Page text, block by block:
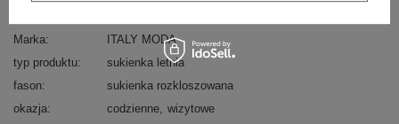
Marka
ITALY MODA
typ produktu
sukienka letnia
fason
sukienka rozkloszowana
okazja
codzienne wizytowe